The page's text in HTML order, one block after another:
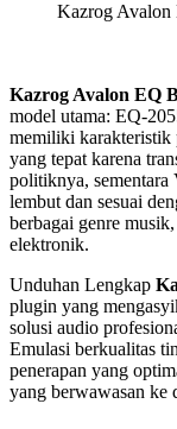
Kazrog
Kazrog Avalon EQ
model utama: EQ-
memiliki karakteristik
yang tepat karena
politiknya, sementara
lembut dan sesuai
berbagai genre
elektronik.
Unduhan Lengkap
plugin yang
solusi audio
Emulasi berkualitas
penerapan yang
yang berwawasan ke